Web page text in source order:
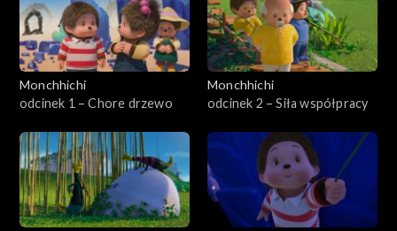
Monchhichi
odcinek 1 – Chore drzewo
Monchhichi
odcinek 2 – Siła współpracy